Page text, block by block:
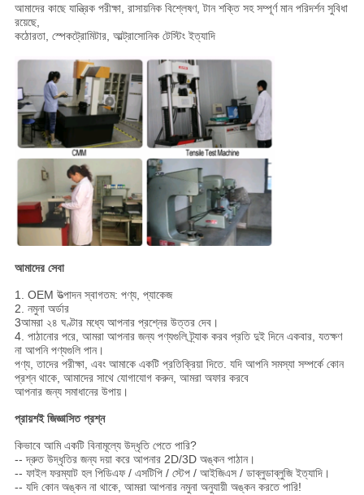
আমাদের কাছে যান্ত্রিক পরীক্ষা, রাসায়নিক বিশ্লেষণ, টান শক্তি সহ সম্পূর্ণ মান পরিদর্শন সুবিধা
রয়েছে,
কঠোরতা, স্পেকট্রোমিটার, আল্ট্রাসোনিক টেস্টিং ইত্যাদি
আমাদের সেবা
1. OEM উত্পাদন স্বাগতম: পণ্য, প্যাকেজ
2. নমুনা অর্ডার
3আমরা ২৪ ঘণ্টার মধ্যে আপনার প্রশ্নের উত্তর দেব।
4. পাঠানোর পরে, আমরা আপনার জন্য পণ্যগুলি ট্র্যাক করব প্রতি দুই দিনে একবার, যতক্ষণ
না আপনি পণ্যগুলি পান।
পণ্য, তাদের পরীক্ষা, এবং আমাকে একটি প্রতিক্রিয়া দিতে. যদি আপনি সমস্যা সম্পর্কে কোন
প্রশ্ন থাকে, আমাদের সাথে যোগাযোগ করুন, আমরা অফার করবে
আপনার জন্য সমাধানের উপায়।
প্রায়শই জিজ্ঞাসিত প্রশ্ন
কিভাবে আমি একটি বিনামূল্যে উদ্ধৃতি পেতে পারি?
-- দ্রুত উদ্ধৃতির জন্য দয়া করে আপনার 2D/3D অঙ্কন পাঠান।
-- ফাইল ফরম্যাট হল পিডিএফ / এসটিপি / স্টেপ / আইজিএস / ডাব্লুডাব্লুজি ইত্যাদি।
-- যদি কোন অঙ্কন না থাকে, আমরা আপনার নমুনা অনুযায়ী অঙ্কন করতে পারি!